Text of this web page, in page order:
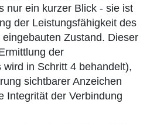
nur ein kurzer Blick - sie ist
der Leistungsfähigkeit des
Zustand. Dieser
der
in Schritt 4 behandelt),
sichtbarer Anzeichen
Integrität der Verbindung